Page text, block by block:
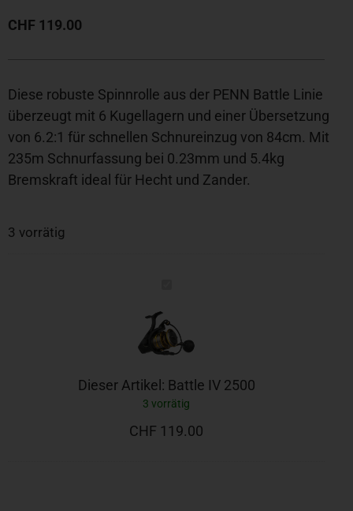
CHF 119.00
Diese robuste Spinnrolle aus der PENN Battle Linie
überzeugt mit 6 Kugellagern und einer Übersetzung
von 6.2:1 für schnellen Schnureinzug von 84cm. Mit
235m Schnurfassung bei 0.23mm und 5.4kg
Bremskraft ideal für Hecht und Zander.
3 vorrätig
2500
Dieser Artikel: Battle IV 2500
3 vorrätig
CHF 119.00